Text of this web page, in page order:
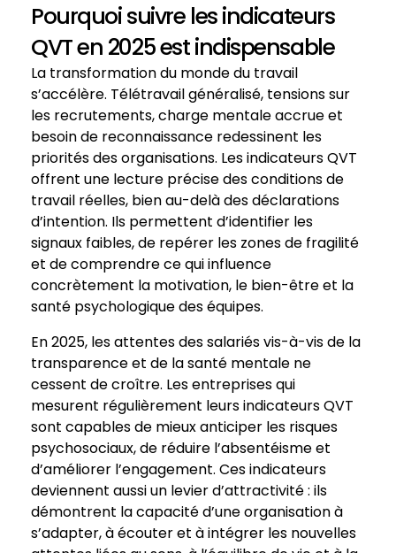
Pourquoi suivre les indicateurs
QVT en 2025 est indispensable
La transformation du monde du travail
s’accélère. Télétravail généralisé, tensions sur
les recrutements, charge mentale accrue et
besoin de reconnaissance redessinent les
priorités des organisations. Les indicateurs QVT
offrent une lecture précise des conditions de
travail réelles, bien au-delà des déclarations
d’intention. Ils permettent d’identifier les
signaux faibles, de repérer les zones de fragilité
et de comprendre ce qui influence
concrètement la motivation, le bien-être et la
santé psychologique des équipes.
En 2025, les attentes des salariés vis-à-vis de la
transparence et de la santé mentale ne
cessent de croître. Les entreprises qui
mesurent régulièrement leurs indicateurs QVT
sont capables de mieux anticiper les risques
psychosociaux, de réduire l’absentéisme et
d’améliorer l’engagement. Ces indicateurs
deviennent aussi un levier d’attractivité : ils
démontrent la capacité d’une organisation à
s’adapter, à écouter et à intégrer les nouvelles